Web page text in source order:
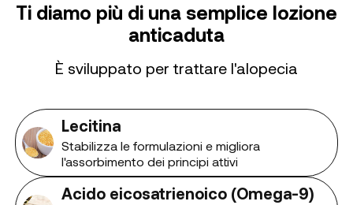
Ti diamo più di una semplice lozione
anticaduta
È sviluppato per trattare l'alopecia
Lecitina
Stabilizza le formulazioni e migliora
l'assorbimento dei principi attivi
Acido eicosatrienoico (Omega-9)